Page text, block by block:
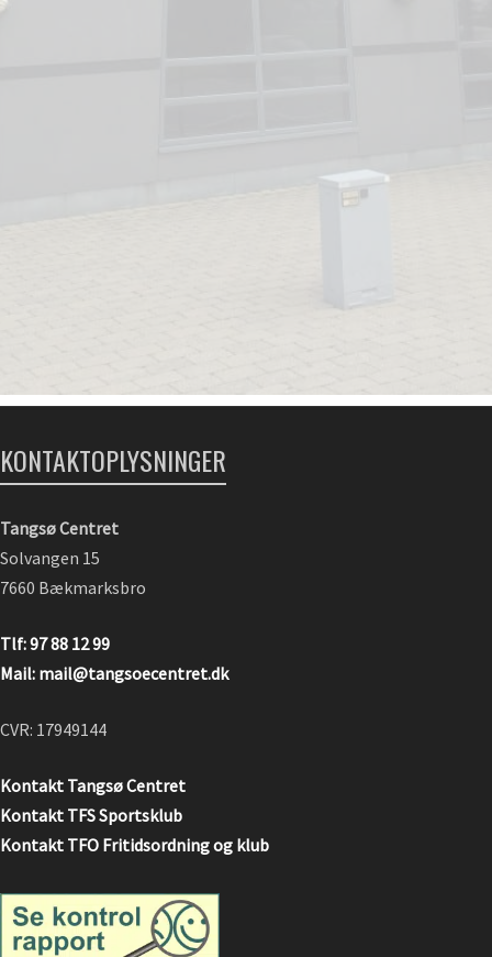
KONTAKTOPLYSNINGER
Tangsø Centret
Solvangen 15
7660 Bækmarksbro
Tlf: 97 88 12 99
Mail: mail@tangsoecentret.dk
CVR: 17949144
Kontakt Tangsø Centret
Kontakt TFS Sportsklub
Kontakt TFO Fritidsordning og klub